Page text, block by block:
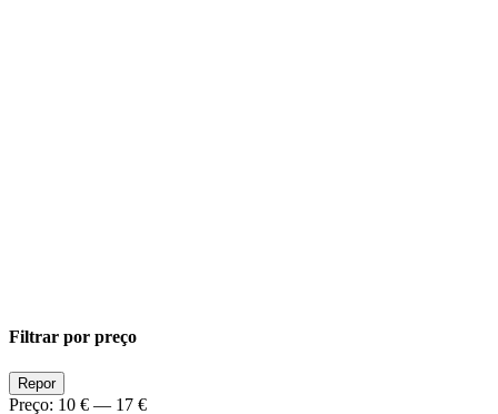
Filtrar por preço
Preço
Min
Preço
Max
Repor
Preço: 10 € — 17 €